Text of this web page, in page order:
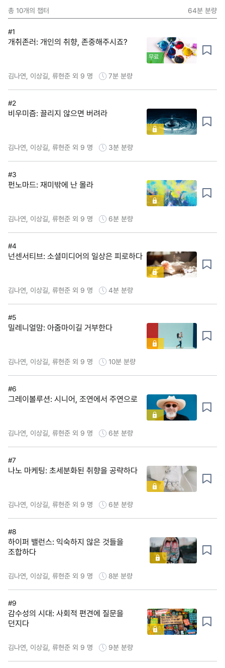
총 10개의 챕터 64분 분량
#1
개취존러: 개인의 취향, 존중해주시죠?
무료
김나연, 이상길, 류현준 외 9 명 7분 분량
#2
비우미즘: 끌리지 않으면 버려라
김나연, 이상길, 류현준 외 9 명 3분 분량
#3
펀노마드: 재미밖에 난 몰라
김나연, 이상길, 류현준 외 9 명 6분 분량
#4
넌센서티브: 소셜미디어의 일상은 피로하다
김나연, 이상길, 류현준 외 9 명 4분 분량
#5
밀레니얼맘: 아줌마이길 거부한다
김나연, 이상길, 류현준 외 9 명 10분 분량
#6
그레이볼루션: 시니어, 조연에서 주연으로
김나연, 이상길, 류현준 외 9 명 6분 분량
#7
나노 마케팅: 초세분화된 취향을 공략하다
김나연, 이상길, 류현준 외 9 명 6분 분량
#8
하이퍼 밸런스: 익숙하지 않은 것들을
조합하다
김나연, 이상길, 류현준 외 9 명 8분 분량
#9
감수성의 시대: 사회적 편견에 질문을
던지다
김나연, 이상길, 류현준 외 9 명 9분 분량